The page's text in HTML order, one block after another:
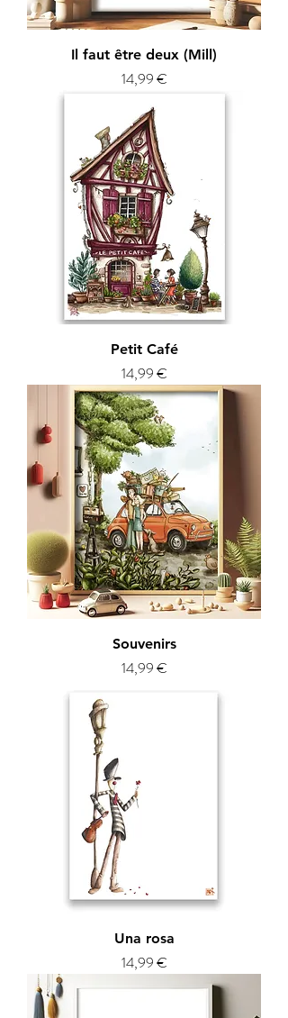
Il faut être deux (Mill)
Prix
14,99 €
Petit Café
Prix
14,99 €
Souvenirs
Prix
14,99 €
Una rosa
Prix
14,99 €